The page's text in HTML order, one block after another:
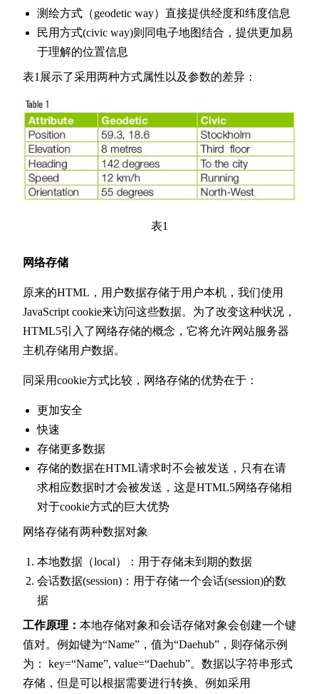
测绘方式（geodetic way）直接提供经度和纬度信息
民用方式(civic way)则同电子地图结合，提供更加易
于理解的位置信息
表1展示了采用两种方式属性以及参数的差异：
表1
网络存储
原来的HTML，用户数据存储于用户本机，我们使用
JavaScript cookie来访问这些数据。为了改变这种状况，
HTML5引入了网络存储的概念，它将允许网站服务器
主机存储用户数据。
同采用cookie方式比较，网络存储的优势在于：
更加安全
快速
存储更多数据
存储的数据在HTML请求时不会被发送，只有在请
求相应数据时才会被发送，这是HTML5网络存储相
对于cookie方式的巨大优势
网络存储有两种数据对象
本地数据（local）：用于存储未到期的数据
会话数据(session)：用于存储一个会话(session)的数
据
工作原理： 本地存储对象和会话存储对象会创建一个键
值对。例如键为“Name”，值为“Daehub”，则存储示例
为： key=“Name”, value=“Daehub”。数据以字符串形式
存储，但是可以根据需要进行转换。例如采用